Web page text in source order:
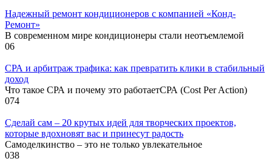
Надежный ремонт кондиционеров с компанией «Конд-
Ремонт»
В современном мире кондиционеры стали неотъемлемой
06
СРА и арбитраж трафика: как превратить клики в стабильный
доход
Что такое СРА и почему это работаетСРА (Cost Per Action)
074
Сделай сам – 20 крутых идей для творческих проектов,
которые вдохновят вас и принесут радость
Самоделкинство – это не только увлекательное
038